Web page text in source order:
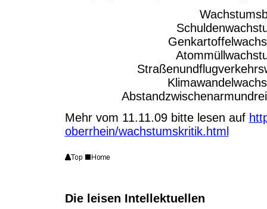
Mehr vom 11.11.09 bitte lesen auf
oberrhein/wachstumskritik.html
Die leisen Intellektuellen